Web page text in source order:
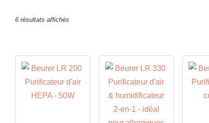
6 résultats affichés